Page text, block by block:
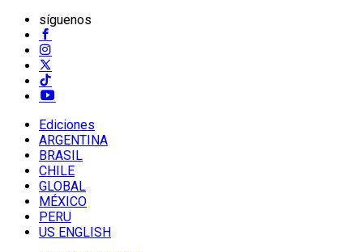
síguenos
Ediciones
ARGENTINA
BRASIL
CHILE
GLOBAL
MÉXICO
PERU
US ENGLISH